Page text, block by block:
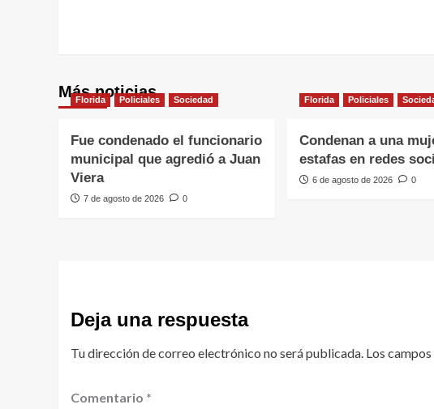
Más noticias
Florida Policiales Sociedad
Fue condenado el funcionario
municipal que agredió a Juan
Viera
7 de agosto de 2026 0
Florida Policiales
Condenan a una
estafas en redes
6 de agosto de 2026 0
Deja una respuesta
Tu dirección de correo electrónico no será publicada. Los
Comentario *